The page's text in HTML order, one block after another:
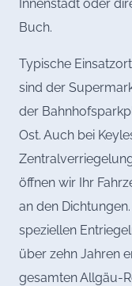
Innenstadt oder
Buch.
Typische
sind der
der
Ost. Auch bei
öffnen wir Ihr
an den
speziellen
über zehn Jahren
gesamten Allgäu-